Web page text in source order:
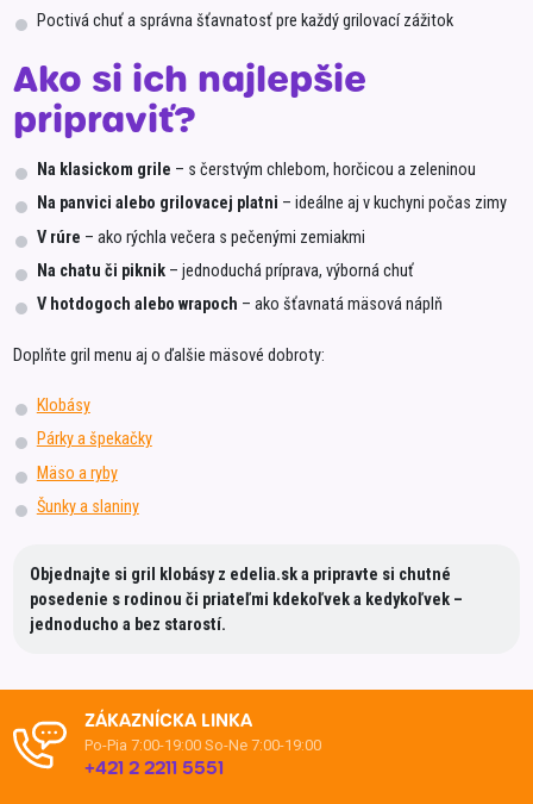
Poctivá chuť a správna šťavnatosť pre každý grilovací zážitok
Ako si ich najlepšie
pripraviť?
Na klasickom grile – s čerstvým chlebom, horčicou a zeleninou
Na panvici alebo grilovacej platni – ideálne aj v kuchyni počas zimy
V rúre – ako rýchla večera s pečenými zemiakmi
Na chatu či piknik– jednoduchá príprava, výborná chuť
V hotdogoch alebo wrapoch – ako šťavnatá mäsová náplň
Doplňte gril menu aj o ďalšie mäsové dobroty:
Klobásy
Párky a špekačky
Mäso a ryby
Šunky a slaniny
Objednajte si gril klobásy z edelia.sk a pripravte si chutné
posedenie s rodinou či priateľmi kdekoľvek a kedykoľvek –
jednoducho a bez starostí.
ZÁKAZNÍCKA LINKA
Po-Pia 7:00-19:00 So-Ne 7:00-19:00
+421 2 2211 5551